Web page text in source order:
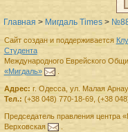
Главная > Мигдаль Times >
Сайт создан и поддерживается
Студента
Международного Еврейского
«Мигдаль»
.
Адрес: г. Одесса, ул. Малая
Тел.: (+38 048) 770-18-69, (+38
Председатель правленияцентра
Верховская
.